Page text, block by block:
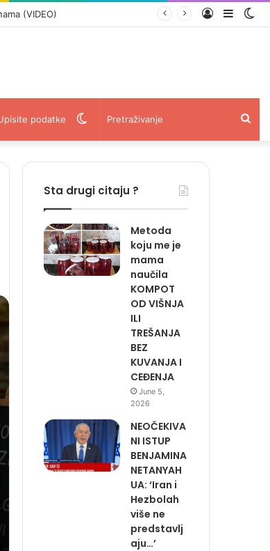
(VIDEO) Prijava
Switch
skin
podatke
Sta drugi citaju ?
Metoda
koju me je
mama
naučila
KOMPOT
OD VIŠNJA
ILI
TREŠANJA
BEZ
KUVANJA I
CEĐENJA
June 5,
2026
NEOČEKIVA
NI ISTUP
BENJAMINA
NETANYAH
UA: ‘Iran i
Hezbolah
više ne
predstavlj
aju…’